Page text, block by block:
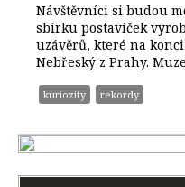
Návštěvníci si budou
sbírku postaviček
uzávěrů, které na
Nebřeský z Prahy.
kuriozity rekordy